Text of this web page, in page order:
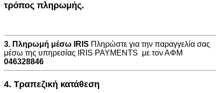
τρόπος πληρωμής.
3. Πληρωμή μέσω IRIS Πληρώστε για την παραγγελία σας
μέσω της υπηρεσίας IRIS PAYMENTS με τον ΑΦΜ
046328846
4. Τραπεζική κατάθεση